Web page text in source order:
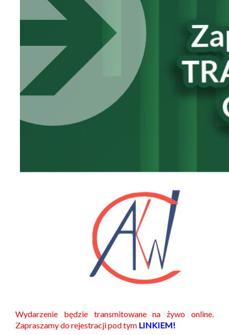
Wydarzenie będzie transmitowane na żywo online.
Zapraszamy do rejestracji pod tym LINKIEM!